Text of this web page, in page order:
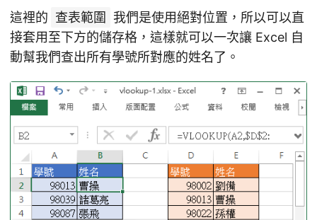
這裡的 查表範圍
我們是使用絕對位置，所以可以直
接套用至下方的儲存格，這樣就可以一次讓 Excel 自
動幫我們查出所有學號所對應的姓名了。